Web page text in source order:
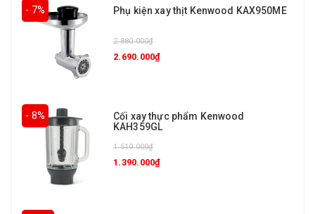
- 7% Phụ kiện xay thịt Kenwood KAX950ME
2.880.000₫
2.690.000₫
- 8%
Cối xay thực phẩm Kenwood
KAH359GL
1.510.000₫
1.390.000₫